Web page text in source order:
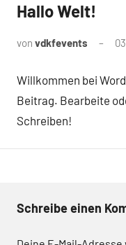
Hallo Welt!
von vdkfevents
Willkommen bei
Beitrag. Bearbeite
Schreiben!
Schreibe einen